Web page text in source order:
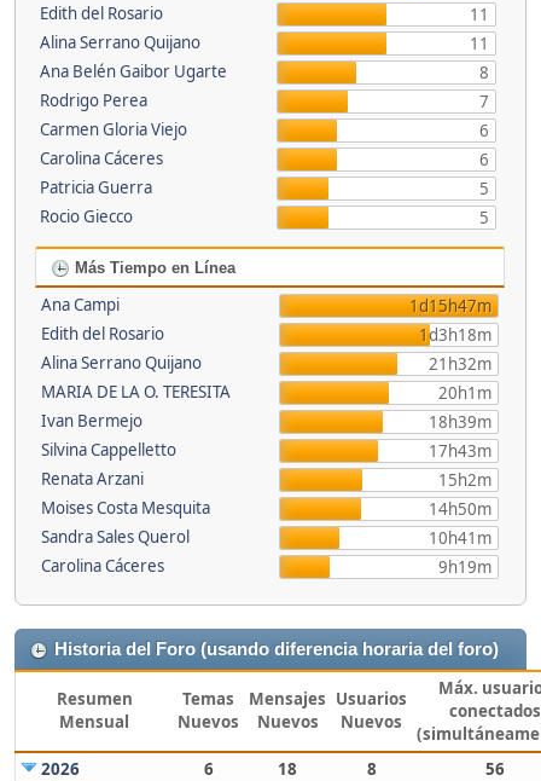
Edith del Rosario
11
Alina Serrano Quijano
11
Ana Belén Gaibor Ugarte
8
Rodrigo Perea
7
Carmen Gloria Viejo
6
Carolina Cáceres
6
Patricia Guerra
5
Rocio Giecco
5
Más Tiempo en Línea
Ana Campi
1d15h47m
Edith del Rosario
1d3h18m
Alina Serrano Quijano
21h32m
MARIA DE LA O. TERESITA
20h1m
Ivan Bermejo
18h39m
Silvina Cappelletto
17h43m
Renata Arzani
15h2m
Moises Costa Mesquita
14h50m
Sandra Sales Querol
10h41m
Carolina Cáceres
9h19m
Historia del Foro (usando diferencia horaria del foro)
Resumen
Mensual
Temas
Nuevos
Mensajes
Nuevos
Usuarios
Nuevos
Máx.
conectados
2026
6 18 8
56